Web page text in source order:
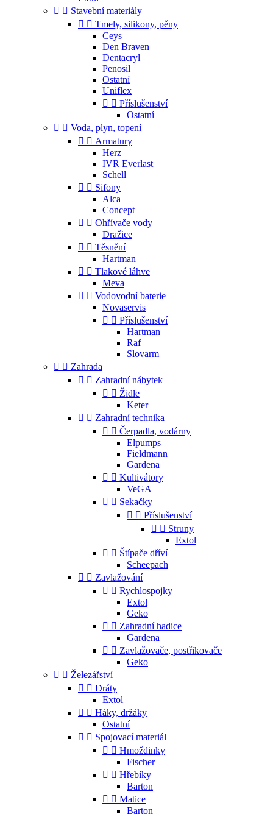
  Stavební materiály
  Tmely, silikony, pěny
Ceys
Den Braven
Dentacryl
Penosil
Ostatní
Uniflex
  Příslušenství
Ostatní
  Voda, plyn, topení
  Armatury
Herz
IVR Everlast
Schell
  Sifony
Alca
Concept
  Ohřívače vody
Dražice
  Těsnění
Hartman
  Tlakové láhve
Meva
  Vodovodní baterie
Novaservis
  Příslušenství
Hartman
Raf
Slovarm
  Zahrada
  Zahradní nábytek
  Židle
Keter
  Zahradní technika
  Čerpadla, vodárny
Elpumps
Fieldmann
Gardena
  Kultivátory
VeGA
  Sekačky
  Příslušenství
  Struny
Extol
  Štípače dříví
Scheepach
  Zavlažování
  Rychlospojky
Extol
Geko
  Zahradní hadice
Gardena
  Zavlažovače, postřikovače
Geko
  Železářství
  Dráty
Extol
  Háky, držáky
Ostatní
  Spojovací materiál
  Hmoždinky
Fischer
  Hřebíky
Barton
  Matice
Barton